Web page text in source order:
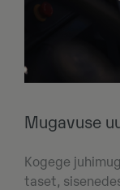
Mugavuse
Kogege
taset,